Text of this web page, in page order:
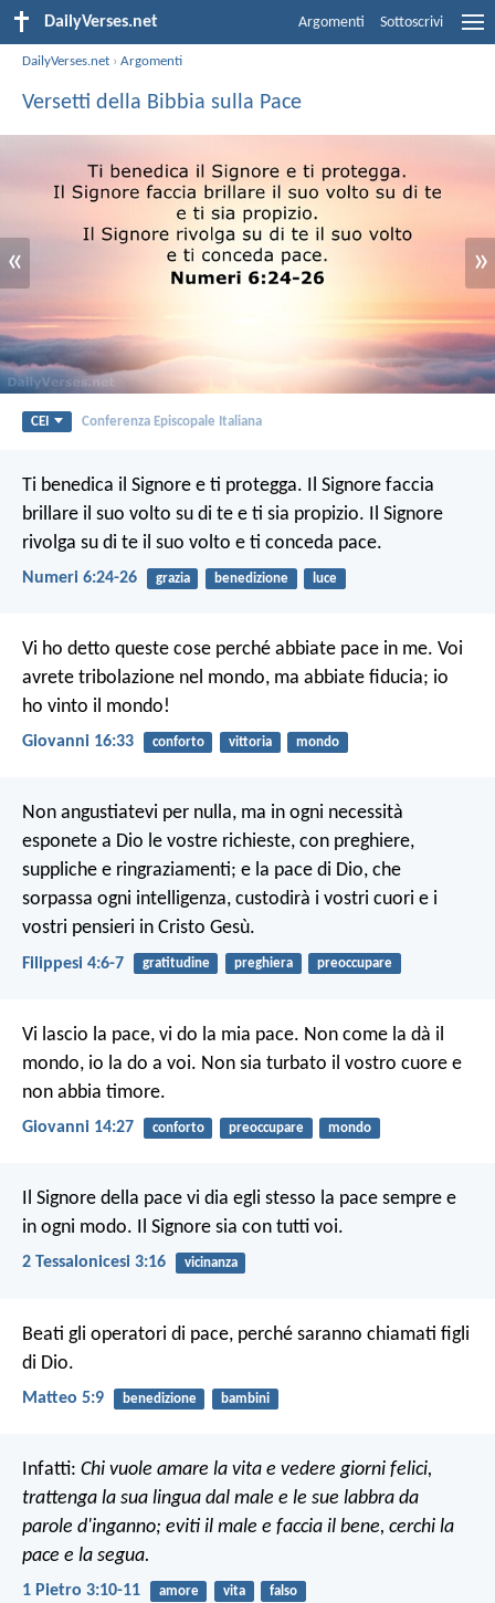
DailyVerses.net Argomenti Sottoscrivi
DailyVerses.net ›Argomenti
Versetti della Bibbia sulla Pace
« »
CEI Conferenza Episcopale Italiana
Ti benedica il Signore e ti protegga. Il Signore faccia
brillare il suo volto su di te e ti sia propizio. Il Signore
rivolga su di te il suo volto e ti conceda pace.
Numeri 6:24-26 grazia benedizione luce
Vi ho detto queste cose perché abbiate pace in me. Voi
avrete tribolazione nel mondo, ma abbiate fiducia; io
ho vinto il mondo!
Giovanni 16:33 conforto vittoria mondo
Non angustiatevi per nulla, ma in ogni necessità
esponete a Dio le vostre richieste, con preghiere,
suppliche e ringraziamenti; e la pace di Dio, che
sorpassa ogni intelligenza, custodirà i vostri cuori e i
vostri pensieri in Cristo Gesù.
Filippesi 4:6-7 gratitudine preghiera preoccupare
Vi lascio la pace, vi do la mia pace. Non come la dà il
mondo, io la do a voi. Non sia turbato il vostro cuore e
non abbia timore.
Giovanni 14:27 conforto preoccupare mondo
Il Signore della pace vi dia egli stesso la pace sempre e
in ogni modo. Il Signore sia con tutti voi.
2 Tessalonicesi 3:16 vicinanza
Beati gli operatori di pace, perché saranno chiamati figli
di Dio.
Matteo 5:9 benedizione bambini
Infatti: Chi vuole amare la vita e vedere giorni felici,
trattenga la sua lingua dal male e le sue labbra da
parole d'inganno; eviti il male e faccia il bene, cerchi la
pace e la segua.
1 Pietro 3:10-11 amore vita falso